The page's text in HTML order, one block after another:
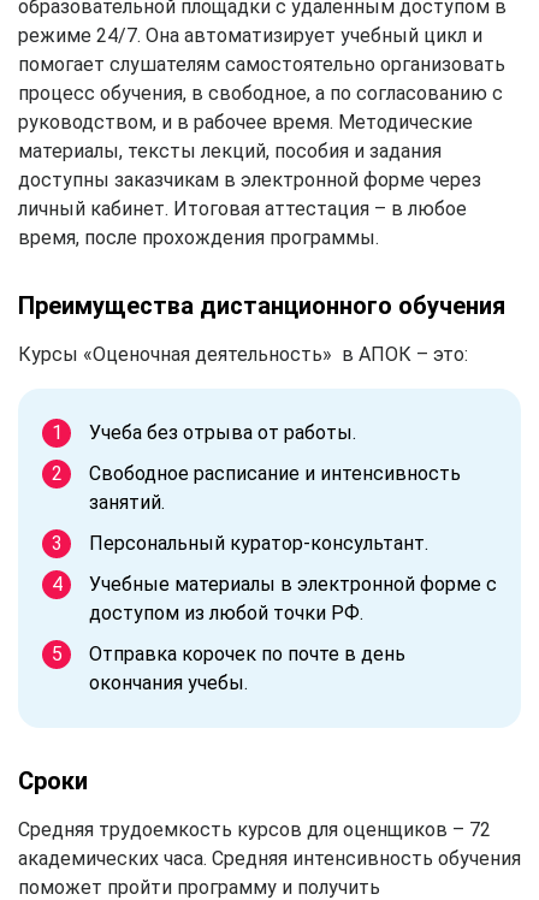
образовательной площадки с удаленным доступом в
режиме 24/7. Она автоматизирует учебный цикл и
помогает слушателям самостоятельно организовать
процесс обучения, в свободное, а по согласованию с
руководством, и в рабочее время. Методические
материалы, тексты лекций, пособия и задания
доступны заказчикам в электронной форме через
личный кабинет. Итоговая аттестация – в любое
время, после прохождения программы.
Преимущества дистанционного обучения
Курсы «Оценочная деятельность» в АПОК – это:
Учеба без отрыва от работы.
Свободное расписание и интенсивность
занятий.
Персональный куратор-консультант.
Учебные материалы в электронной форме с
доступом из любой точки РФ.
Отправка корочек по почте в день
окончания учебы.
Сроки
Средняя трудоемкость курсов для оценщиков – 72
академических часа. Средняя интенсивность обучения
поможет пройти программу и получить